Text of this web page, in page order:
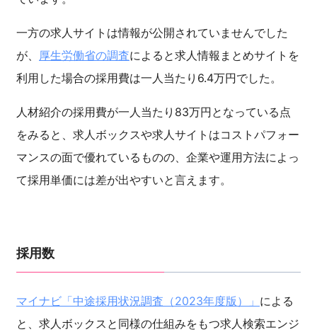
一方の求人サイトは情報が公開されていませんでした
が、 厚生労働省の調査によると求人情報まとめサイトを
利用した場合の採用費は一人当たり6.4万円でした。
人材紹介の採用費が一人当たり83万円となっている点
をみると、求人ボックスや求人サイトはコストパフォー
マンスの面で優れているものの、企業や運用方法によっ
て採用単価には差が出やすいと言えます。
採用数
マイナビ「中途採用状況調査（2023年度版）」 による
と、求人ボックスと同様の仕組みをもつ求人検索エンジ